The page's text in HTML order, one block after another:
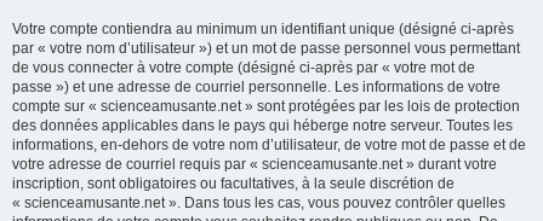
Votre compte contiendra au minimum un identifiant unique (désigné ci-après
par « votre nom d’utilisateur ») et un mot de passe personnel vous permettant
de vous connecter à votre compte (désigné ci-après par « votre mot de
passe ») et une adresse de courriel personnelle. Les informations de votre
compte sur « scienceamusante.net » sont protégées par les lois de protection
des données applicables dans le pays qui héberge notre serveur. Toutes les
informations, en-dehors de votre nom d’utilisateur, de votre mot de passe et de
votre adresse de courriel requis par « scienceamusante.net » durant votre
inscription, sont obligatoires ou facultatives, à la seule discrétion de
« scienceamusante.net ». Dans tous les cas, vous pouvez contrôler quelles